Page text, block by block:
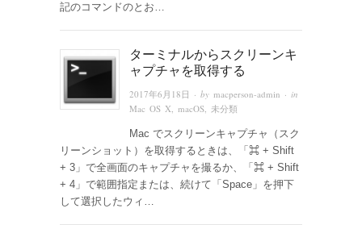
記のコマンドのとお…
ターミナルからスクリーンキ
ャプチャを取得する
2017年6月18日 · by macperson-admin · in
Mac OS X
macOS 未分類
Mac でスクリーンキャプチャ（スク
リーンショット）を取得するときは、「⌘ + Shift
+ 3」で全画面のキャプチャを撮るか、「⌘ + Shift
+ 4」で範囲指定または、続けて「Space」を押下
して選択したウィ…